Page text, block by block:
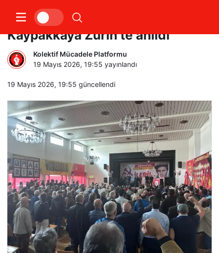
Komünist Önder İbrahim
Kaypakkaya Zürih’te anıldı
Kolektif Mücadele Platformu
19 Mayıs 2026, 19:55 yayınlandı
19 Mayıs 2026, 19:55 güncellendi